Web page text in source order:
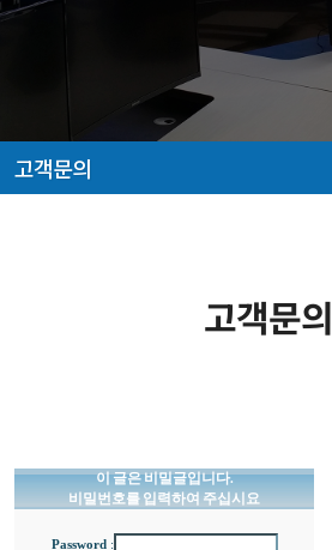
고객문의
고객문의
이 글은 비밀글입니다.
비밀번호를 입력하여 주십시요
Password :